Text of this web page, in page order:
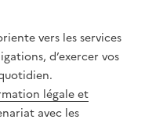
vers les services
d’exercer vos
légale et
avec les